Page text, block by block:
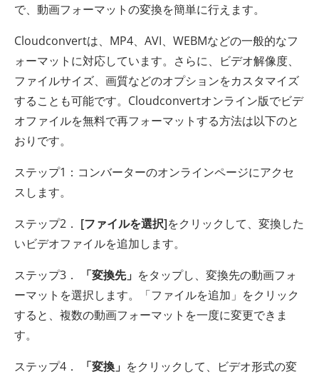
で、動画フォーマットの変換を簡単に行えます。
Cloudconvertは、MP4、AVI、WEBMなどの一般的なフ
ォーマットに対応しています。さらに、ビデオ解像度、
ファイルサイズ、画質などのオプションをカスタマイズ
することも可能です。Cloudconvertオンライン版でビデ
オファイルを無料で再フォーマットする方法は以下のと
おりです。
ステップ1：コンバーターのオンラインページにアクセ
スします。
ステップ2． [ファイルを選択]をクリックして、変換した
いビデオファイルを追加します。
ステップ3．
「変換先」 をタップし、変換先の動画フォ
ーマットを選択します。「ファイルを追加」をクリック
すると、複数の動画フォーマットを一度に変更できま
す。
ステップ4．
「変換」 をクリックして、ビデオ形式の変